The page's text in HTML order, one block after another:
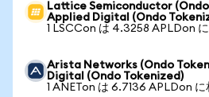
Lattice Semiconductor (Ondo
Applied Digital (Ondo
1 LSCCon は 4.3258 APLDon
Arista Networks (Ondo
Digital (Ondo Tokenized)
1 ANETon は 6.7136 APLDon に